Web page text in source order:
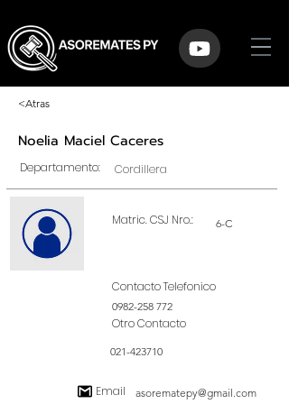
<Atras
Noelia Maciel Caceres
Departamento: Cordillera
Matric. CSJ Nro.: 6-C
Contacto Telefonico
0982-258 772
Otro Contacto
021-423710
Email asorematepy@gmail.com